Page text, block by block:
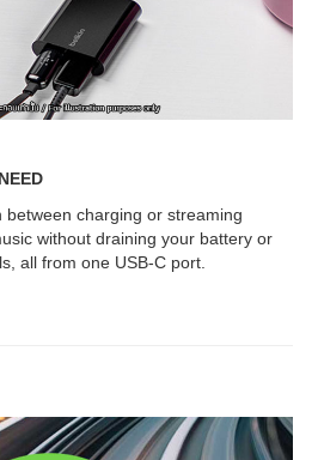
charging or streaming
without draining your battery or
all from one USB-C port.